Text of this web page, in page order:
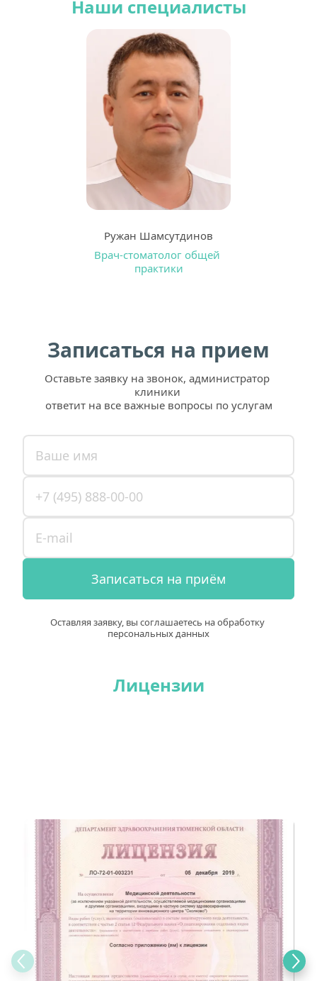
Наши специалисты
Ружан Шамсутдинов
Врач-стоматолог общей
практики
Записаться на прием
Оставьте заявку на звонок, администратор
клиники
ответит на все важные вопросы по услугам
Записаться на приём
Оставляя заявку, вы соглашаетесь на обработку
персональных данных
Лицензии